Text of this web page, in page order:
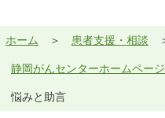
ホーム 患者支援・相談
静岡がんセンターホームページ
悩みと助言